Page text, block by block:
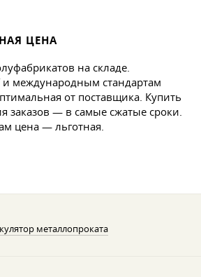
ЦЕНА
на складе.
и международным стандартам
от поставщика. Купить
заказов — в самые сжатые сроки.
цена — льготная.
металлопроката